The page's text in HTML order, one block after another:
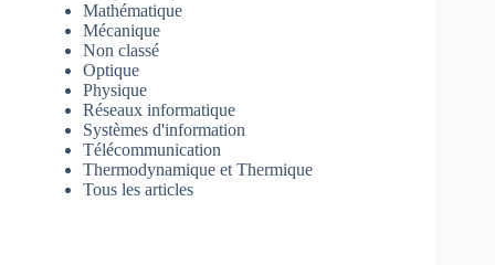
Mathématique
Mécanique
Non classé
Optique
Physique
Réseaux informatique
Systèmes d'information
Télécommunication
Thermodynamique et Thermique
Tous les articles